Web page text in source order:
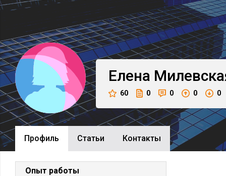
Елена
60 0 0 0 0
Профиль Cтатьи Контакты
Опыт работы